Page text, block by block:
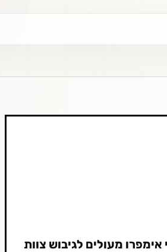
אימפרו מעולים לגיבוש צוות